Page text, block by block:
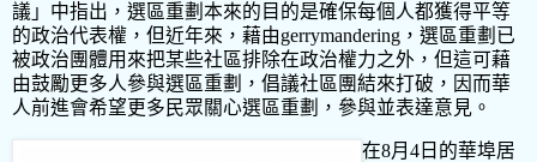
議」中指出，選區重劃本來的目的是確保每個人都獲得平等
的政治代表權，但近年來，藉由gerrymandering ，選區重劃已
被政治團體用來把某些社區排除在政治權力之外，但這可藉
由鼓勵更多人參與選區重劃，倡議社區團結來打破，因而華
人前進會希望更多民眾關心選區重劃，參與並表達意見。
在8月 4 日的華埠居